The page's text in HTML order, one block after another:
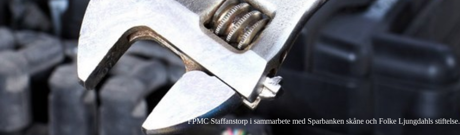
FPMC Staffanstorp i sammarbete med Sparbanken skåne och Folke Ljungdahls stiftelse.